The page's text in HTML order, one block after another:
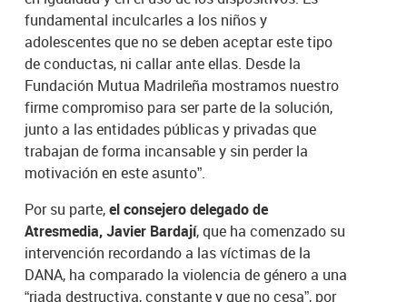
fundamental inculcarles a los niños y
adolescentes que no se deben aceptar este tipo
de conductas, ni callar ante ellas. Desde la
Fundación Mutua Madrileña mostramos nuestro
firme compromiso para ser parte de la solución,
junto a las entidades públicas y privadas que
trabajan de forma incansable y sin perder la
motivación en este asunto”.
Por su parte,el consejero delegado de
Atresmedia, Javier Bardají, que ha comenzado su
intervención recordando a las víctimas de la
DANA, ha comparado la violencia de género a una
“riada destructiva, constante y que no cesa”, por